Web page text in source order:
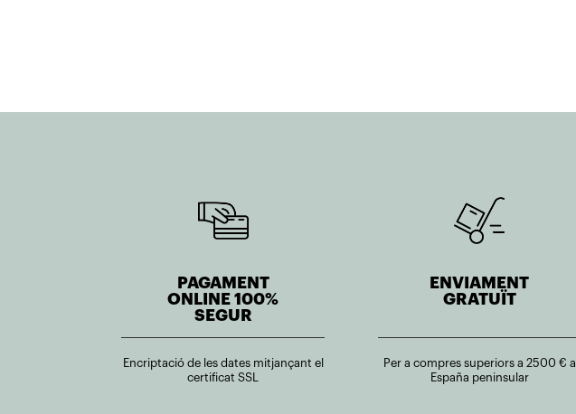
PAGAMENT
ONLINE 100%
SEGUR
Encriptació de les dates mitjançant el
certificat SSL
ENVIAMENT
GRATUÏT
Per a compres superiors a 2500 € a
España peninsular